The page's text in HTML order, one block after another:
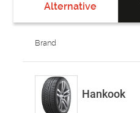
Alternative
Brand
Hankook